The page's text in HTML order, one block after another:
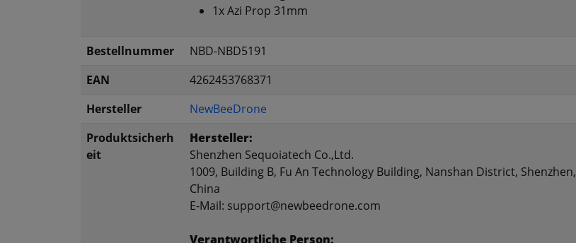
1x Azi Prop 31mm
Bestellnummer
NBD-NBD5191
EAN
4262453768371
Hersteller
NewBeeDrone
Produktsicherh
eit
Hersteller:
Shenzhen Sequoiatech Co.,Ltd.
1009, Building B, Fu An Technology Building, Nanshan District, Shenzhen,
China
E-Mail: support@newbeedrone.com
Verantwortliche Person: